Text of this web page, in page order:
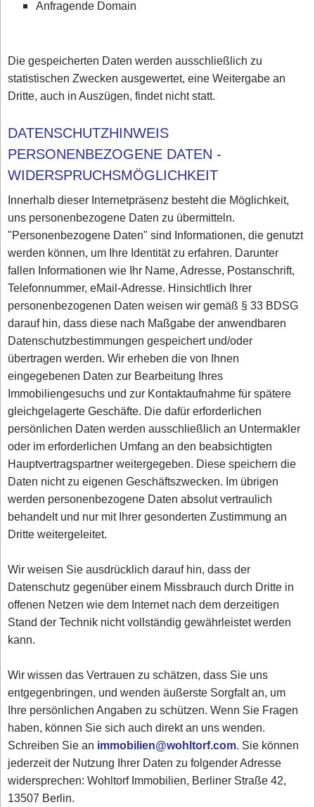
Anfragende Domain
Die gespeicherten Daten werden ausschließlich zu
statistischen Zwecken ausgewertet, eine Weitergabe an
Dritte, auch in Auszügen, findet nicht statt.
DATENSCHUTZHINWEIS
PERSONENBEZOGENE DATEN -
WIDERSPRUCHSMÖGLICHKEIT
Innerhalb dieser Internetpräsenz besteht die Möglichkeit,
uns personenbezogene Daten zu übermitteln.
"Personenbezogene Daten" sind Informationen, die genutzt
werden können, um Ihre Identität zu erfahren. Darunter
fallen Informationen wie Ihr Name, Adresse, Postanschrift,
Telefonnummer, eMail-Adresse. Hinsichtlich Ihrer
personenbezogenen Daten weisen wir gemäß § 33 BDSG
darauf hin, dass diese nach Maßgabe der anwendbaren
Datenschutzbestimmungen gespeichert und/oder
übertragen werden. Wir erheben die von Ihnen
eingegebenen Daten zur Bearbeitung Ihres
Immobiliengesuchs und zur Kontaktaufnahme für spätere
gleichgelagerte Geschäfte. Die dafür erforderlichen
persönlichen Daten werden ausschließlich an Untermakler
oder im erforderlichen Umfang an den beabsichtigten
Hauptvertragspartner weitergegeben. Diese speichern die
Daten nicht zu eigenen Geschäftszwecken. Im übrigen
werden personenbezogene Daten absolut vertraulich
behandelt und nur mit Ihrer gesonderten Zustimmung an
Dritte weitergeleitet.
Wir weisen Sie ausdrücklich darauf hin, dass der
Datenschutz gegenüber einem Missbrauch durch Dritte in
offenen Netzen wie dem Internet nach dem derzeitigen
Stand der Technik nicht vollständig gewährleistet werden
kann.
Wir wissen das Vertrauen zu schätzen, dass Sie uns
entgegenbringen, und wenden äußerste Sorgfalt an, um
Ihre persönlichen Angaben zu schützen. Wenn Sie Fragen
haben, können Sie sich auch direkt an uns wenden.
Schreiben Sie an immobilien@wohltorf.com. Sie können
jederzeit der Nutzung Ihrer Daten zu folgender Adresse
widersprechen: Wohltorf Immobilien, Berliner Straße 42,
13507 Berlin.